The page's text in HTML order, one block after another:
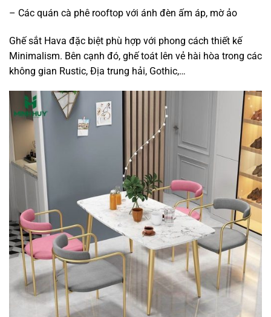
– Các quán cà phê rooftop với ánh đèn ấm áp, mờ ảo
Ghế sắt Hava đặc biệt phù hợp với phong cách thiết kế
Minimalism. Bên cạnh đó, ghế toát lên vẻ hài hòa trong các
không gian Rustic, Địa trung hải, Gothic,…